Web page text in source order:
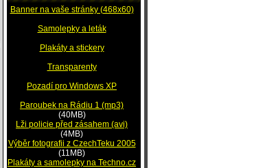
Banner na vaše stránky (468x60)
Samolepky a leták
Plakáty a stickery
Transparenty
Pozadí pro Windows XP
Paroubek na Rádiu 1 (mp3)
(40MB)
Lži policie před zásahem (avi)
(4MB)
Výběr fotografii z CzechTeku 2005
(11MB)
Plakáty a samolepky na Techno.cz